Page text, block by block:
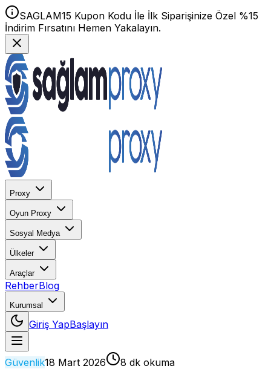
SAGLAM15 Kupon Kodu İle İlk Siparişinize Özel %15
İndirim Fırsatını Hemen Yakalayın.
Proxy
Oyun Proxy
Sosyal Medya
Ülkeler
Araçlar
RehberBlog
Kurumsal
Giriş YapBaşlayın
Güvenlik18 Mart 2026 8 dk okuma